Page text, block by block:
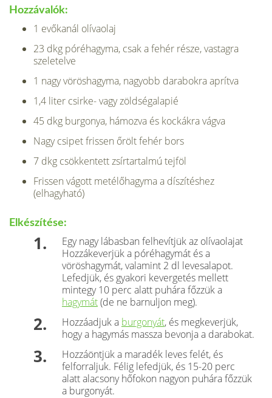
Hozzávalók:
1 evőkanál olívaolaj
23 dkg póréhagyma, csak a fehér része, vastagra
szeletelve
1 nagy vöröshagyma, nagyobb darabokra aprítva
1,4 liter csirke- vagy zöldségalapié
45 dkg burgonya, hámozva és kockákra vágva
Nagy csipet frissen őrölt fehér bors
7 dkg csökkentett zsírtartalmú tejföl
Frissen vágott metélőhagyma a díszítéshez
(elhagyható)
Elkészítése:
Egy nagy lábasban felhevítjük az olívaolajat
Hozzákeverjük a póréhagymát és a
vöröshagymát, valamint 2 dl levesalapot.
Lefedjük, és gyakori kevergetés mellett
mintegy 10 perc alatt puhára főzzük a
hagymát(de ne barnuljon meg).
Hozzáadjuk a burgonyát, és megkeverjük,
hogy a hagymás massza bevonja a darabokat.
Hozzáöntjük a maradék leves felét, és
felforral­juk. Félig lefedjük, és 15-20 perc
alatt alacsony hőfokon nagyon puhára főzzük
a burgonyát.